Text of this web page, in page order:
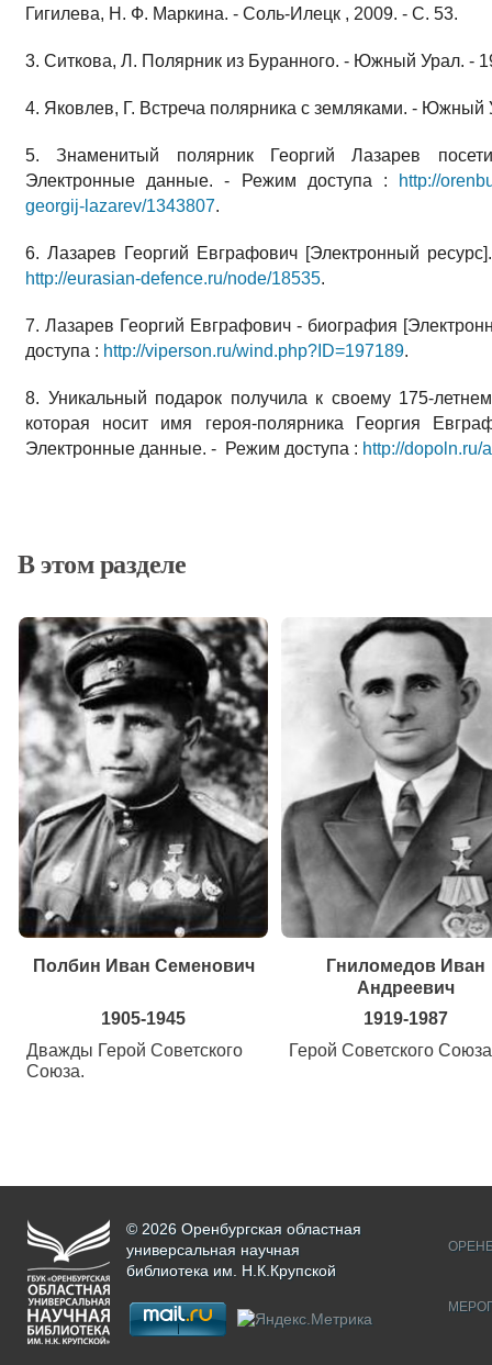
Гигилева, Н. Ф. Маркина. - Соль-Илецк , 2009. - С. 53.
3. Ситкова, Л. Полярник из Буранного. - Южный Урал. -
4. Яковлев, Г. Встреча полярника с земляками. - Южный
5. Знаменитый полярник Георгий Лазарев
Электронные данные. - Режим доступа :
http://
georgij-lazarev/1343807.
6. Лазарев Георгий Евграфович [Электронный
http://eurasian-defence.ru/node/18535.
7. Лазарев Георгий Евграфович - биография
доступа : http://viperson.ru/wind.php?ID=197189.
8. Уникальный подарок получила к своему 175-
которая носит имя героя-полярника Георгия
Электронные данные. - Режим доступа : http://dopoln.ru/
В этом разделе
Полбин Иван Семенович
1905-1945
Дважды Герой Советского
Союза.
Гниломедов Иван
Андреевич
1919-1987
Герой Советского Союза
© 2026 Оренбургская областная
универсальная научная
библиотека им. Н.К.Крупской